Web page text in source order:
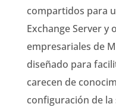
compartidos para
Exchange Server y
empresariales de
diseñado para
carecen de
configuración de